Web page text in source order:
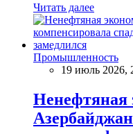
Читать далее
Промышленность
19 июль 2026,
Ненефтяная